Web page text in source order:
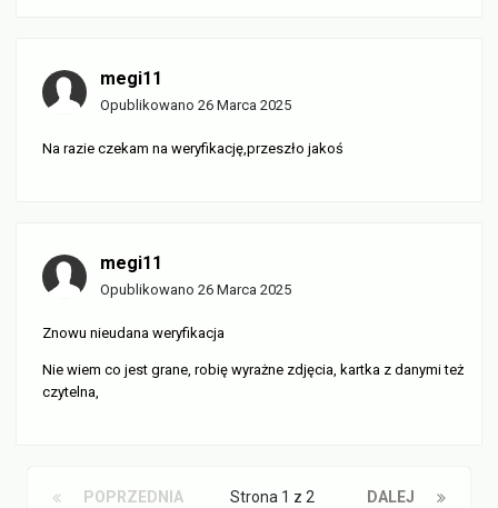
megi11
Opublikowano 26 Marca 2025
Na razie czekam na weryfikację,przeszło jakoś
megi11
Opublikowano 26 Marca 2025
Znowu nieudana weryfikacja
Nie wiem co jest grane, robię wyrażne zdjęcia, kartka z danymi też
czytelna,
POPRZEDNIA DALEJ
Strona 1 z 2